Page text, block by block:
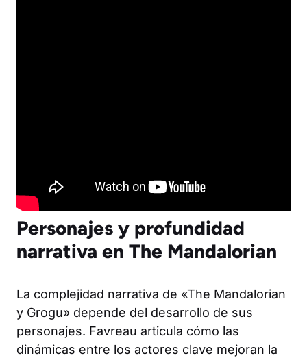
Personajes y profundidad
narrativa en The Mandalorian
La complejidad narrativa de «The Mandalorian
y Grogu» depende del desarrollo de sus
personajes. Favreau articula cómo las
dinámicas entre los actores clave mejoran la